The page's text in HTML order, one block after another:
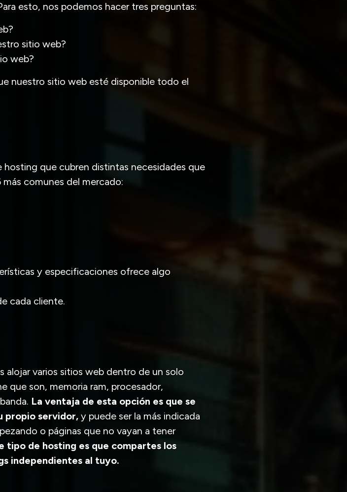
esto, nos podemos hacer tres preguntas:
sitio web?
web?
nuestro sitio web esté disponible todo el
que cubren distintas necesidades que
comunes del mercado:
y especificaciones ofrece algo
cada cliente.
alojar varios sitios web dentro de un solo
que son, memoria ram, procesador,
La ventaja de esta opción es que se
propio servidor, y puede ser la más indicada
o páginas que no vayan a tener
tipo de hosting es que compartes los
independientes al tuyo.